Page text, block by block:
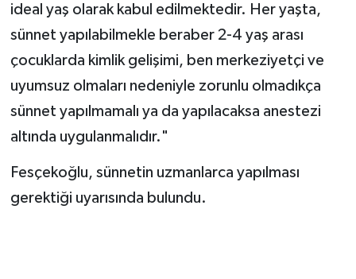
ideal yaş olarak kabul edilmektedir. Her yaşta,
sünnet yapılabilmekle beraber 2-4 yaş arası
çocuklarda kimlik gelişimi, ben merkeziyetçi ve
uyumsuz olmaları nedeniyle zorunlu olmadıkça
sünnet yapılmamalı ya da yapılacaksa anestezi
altında uygulanmalıdır."
Fesçekoğlu, sünnetin uzmanlarca yapılması
gerektiği uyarısında bulundu.